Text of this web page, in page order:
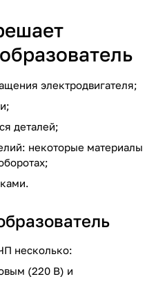
электродвигателя;
деталей;
некоторые материалы
несколько:
(220 В) и